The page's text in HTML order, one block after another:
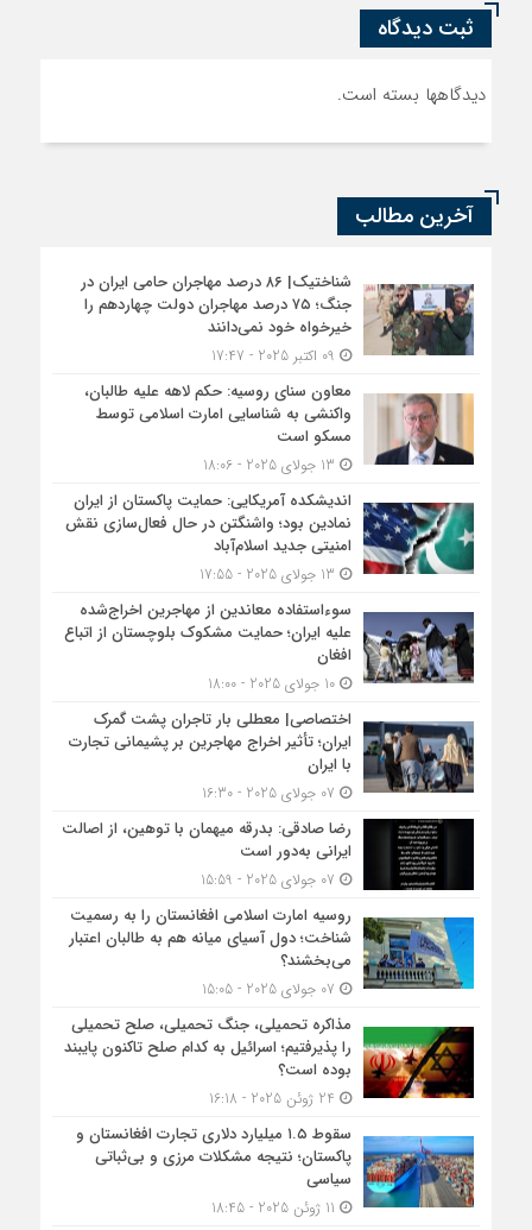
ثبت دیدگاه
دیدگاهها بسته است.
آخرین مطالب
شناختیک| ۸۶ درصد مهاجران حامی ایران در
جنگ؛ ۷۵ درصد مهاجران دولت چهاردهم را
خیرخواه خود نمی‌دانند
معاون سنای روسیه: حکم لاهه علیه طالبان،
واکنشی به شناسایی امارت اسلامی توسط
مسکو است
اندیشکده آمریکایی: حمایت پاکستان از ایران
نمادین بود؛ واشنگتن در حال فعال‌سازی نقش
امنیتی جدید اسلام‌آباد
سوءاستفاده معاندین از مهاجرین اخراج‌شده
علیه ایران؛ حمایت مشکوک بلوچستان از اتباع
افغان
10 جولای 2025 - 18:00
اختصاصی| معطلی بار تاجران پشت گمرک
ایران؛ تأثیر اخراج مهاجرین بر پشیمانی تجارت
با ایران
رضا صادقی: بدرقه میهمان با توهین، از اصالت
ایرانی به‌دور است
روسیه امارت اسلامی افغانستان را به رسمیت
شناخت؛ دول آسیای میانه هم به طالبان اعتبار
می‎‌بخشند؟
مذاکره تحمیلی، جنگ تحمیلی، صلح تحمیلی
را پذیرفتیم؛ اسرائیل به کدام صلح تاکنون پایبند
بوده است؟
سقوط ۱.۵ میلیارد دلاری تجارت افغانستان و
پاکستان؛ نتیجه مشکلات مرزی و بی‌ثباتی
سیاسی